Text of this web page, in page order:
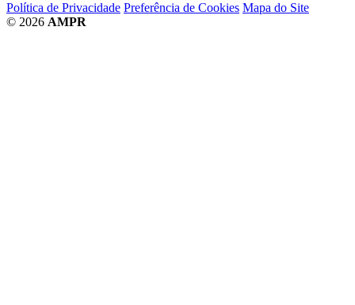
Política de Privacidade Preferência de Cookies Mapa do Site
© 2026 AMPR